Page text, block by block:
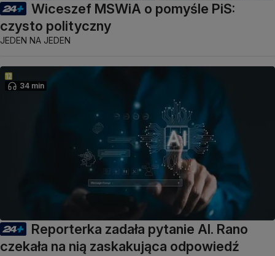
Wiceszef MSWiA o pomyśle PiS:
czysto polityczny
JEDEN NA JEDEN
34 min
Reporterka zadała pytanie AI. Rano
czekała na nią zaskakująca odpowiedź